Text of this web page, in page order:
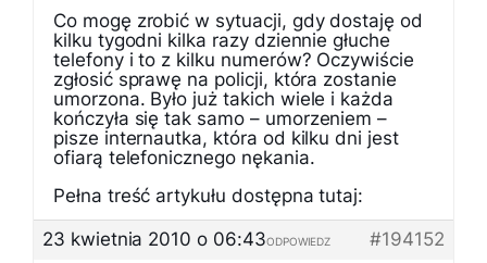
Co mogę zrobić w sytuacji, gdy dostaję od
kilku tygodni kilka razy dziennie głuche
telefony i to z kilku numerów? Oczywiście
zgłosić sprawę na policji, która zostanie
umorzona. Było już takich wiele i każda
kończyła się tak samo – umorzeniem –
pisze internautka, która od kilku dni jest
ofiarą telefonicznego nękania.
Pełna treść artykułu dostępna tutaj:
23 kwietnia 2010 o 06:43
#194152
ODPOWIEDZ